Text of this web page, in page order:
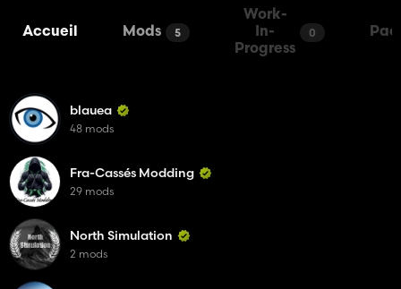
Accueil Mods 5
Work-
In-
Progress
0
blauea
48 mods
Fra-Cassés Modding
29 mods
North Simulation
2 mods